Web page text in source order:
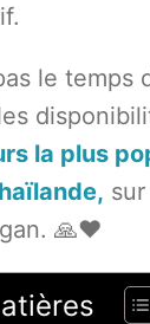
le temps
la plus
🙏❤